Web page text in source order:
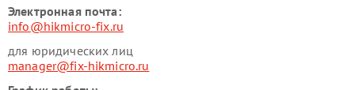
Электронная почта:
info@hikmicro-fix.ru
для юридических лиц
manager@fix-hikmicro.ru